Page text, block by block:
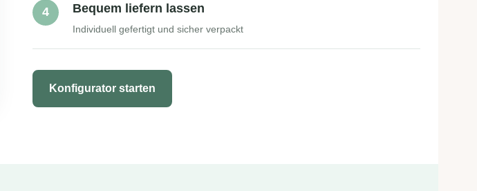
4 Bequem liefern lassen
Individuell gefertigt und sicher verpackt
Konfigurator starten